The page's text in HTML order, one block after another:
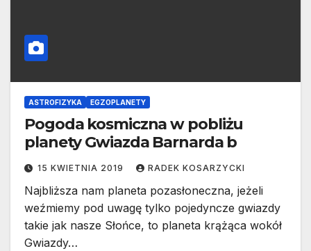
ASTROFIZYKA EGZOPLANETY
Pogoda kosmiczna w pobliżu
planety Gwiazda Barnarda b
15 KWIETNIA 2019 RADEK KOSARZYCKI
Najbliższa nam planeta pozasłoneczna, jeżeli
weźmiemy pod uwagę tylko pojedyncze gwiazdy
takie jak nasze Słońce, to planeta krążąca wokół
Gwiazdy…